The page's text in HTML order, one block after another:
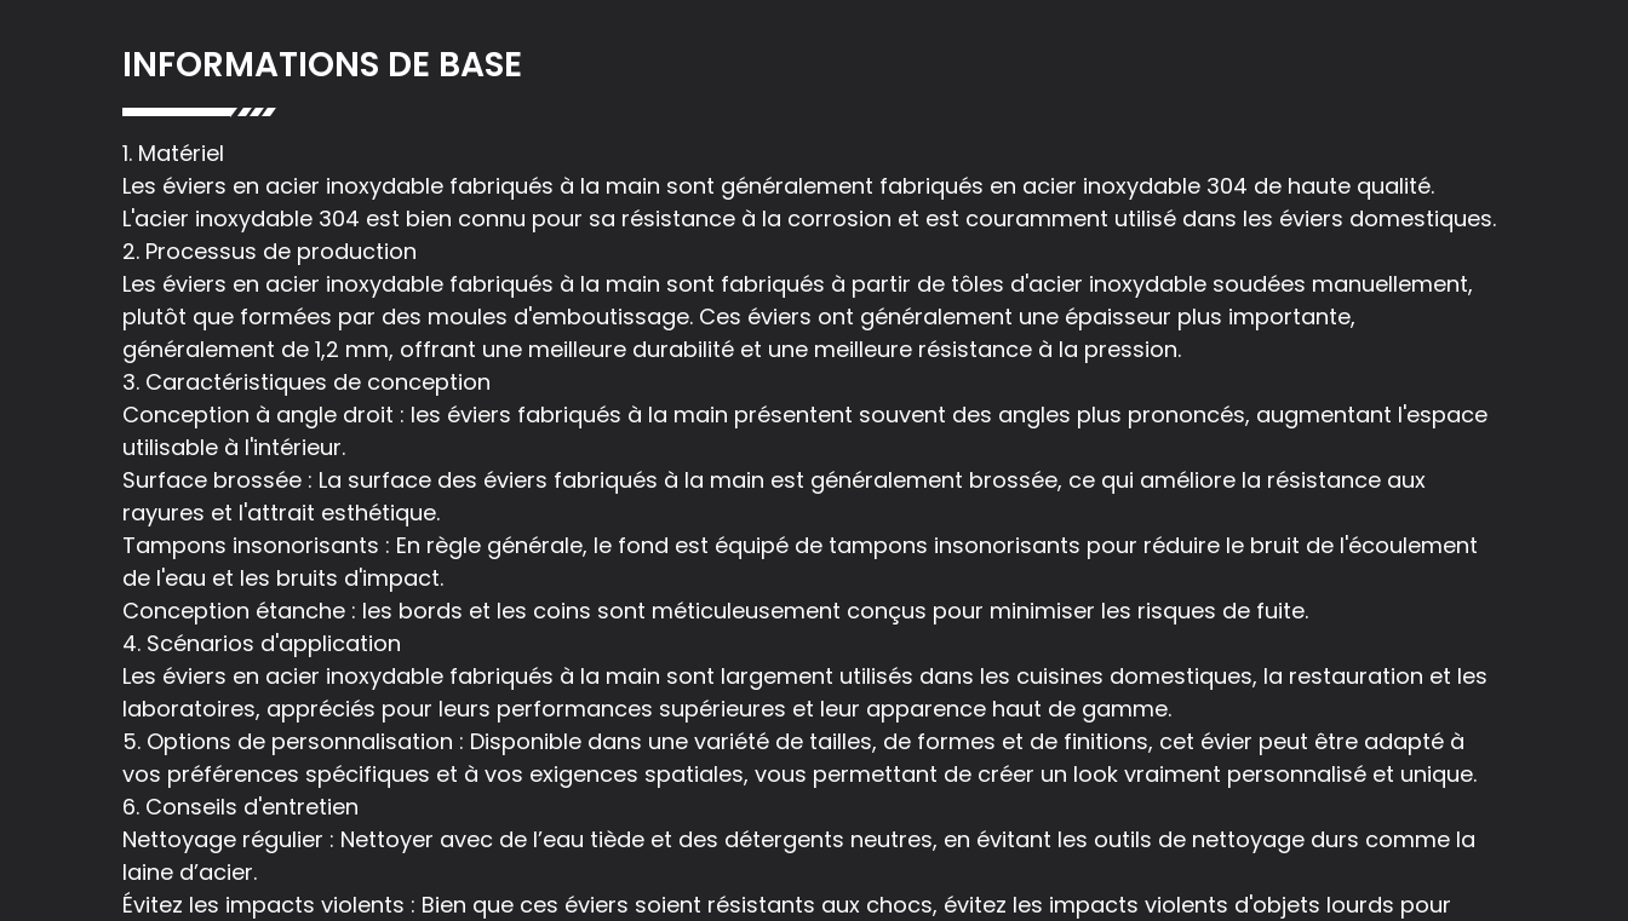
INFORMATIONS DE BASE
1. Matériel
Les éviers en acier inoxydable fabriqués à la main sont généralement fabriqués en acier inoxydable 304 de haute qualité.
L'acier inoxydable 304 est bien connu pour sa résistance à la corrosion et est couramment utilisé dans les éviers domestiques.
2. Processus de production
Les éviers en acier inoxydable fabriqués à la main sont fabriqués à partir de tôles d'acier inoxydable soudées manuellement,
plutôt que formées par des moules d'emboutissage. Ces éviers ont généralement une épaisseur plus importante,
généralement de 1,2 mm, offrant une meilleure durabilité et une meilleure résistance à la pression.
3. Caractéristiques de conception
Conception à angle droit : les éviers fabriqués à la main présentent souvent des angles plus prononcés, augmentant l'espace
utilisable à l'intérieur.
Surface brossée : La surface des éviers fabriqués à la main est généralement brossée, ce qui améliore la résistance aux
rayures et l'attrait esthétique.
Tampons insonorisants : En règle générale, le fond est équipé de tampons insonorisants pour réduire le bruit de l'écoulement
de l'eau et les bruits d'impact.
Conception étanche : les bords et les coins sont méticuleusement conçus pour minimiser les risques de fuite.
4. Scénarios d'application
Les éviers en acier inoxydable fabriqués à la main sont largement utilisés dans les cuisines domestiques, la restauration et les
laboratoires, appréciés pour leurs performances supérieures et leur apparence haut de gamme.
5. Options de personnalisation : Disponible dans une variété de tailles, de formes et de finitions, cet évier peut être adapté à
vos préférences spécifiques et à vos exigences spatiales, vous permettant de créer un look vraiment personnalisé et unique.
6. Conseils d'entretien
Nettoyage régulier : Nettoyer avec de l’eau tiède et des détergents neutres, en évitant les outils de nettoyage durs comme la
laine d’acier.
Évitez les impacts violents : Bien que ces éviers soient résistants aux chocs, évitez les impacts violents d'objets lourds pour